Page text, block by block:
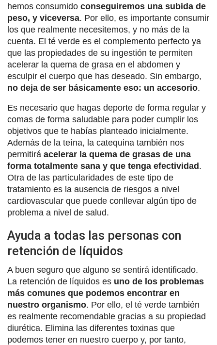
hemos consumido conseguiremos una subida de
peso, y viceversa. Por ello, es importante consumir
los que realmente necesitemos, y no más de la
cuenta. El té verde es el complemento perfecto ya
que las propiedades de su ingestión te permiten
acelerar la quema de grasa en el abdomen y
esculpir el cuerpo que has deseado. Sin embargo,
no deja de ser básicamente eso: un accesorio.
Es necesario que hagas deporte de forma regular y
comas de forma saludable para poder cumplir los
objetivos que te habías planteado inicialmente.
Además de la teína, la catequina también nos
permitirá acelerar la quema de grasas de una
forma totalmente sana y que tenga efectividad.
Otra de las particularidades de este tipo de
tratamiento es la ausencia de riesgos a nivel
cardiovascular que puede conllevar algún tipo de
problema a nivel de salud.
Ayuda a todas las personas con
retención de líquidos
A buen seguro que alguno se sentirá identificado.
La retención de líquidos es uno de los problemas
más comunes que podemos encontrar en
nuestro organismo. Por ello, el té verde también
es realmente recomendable gracias a su propiedad
diurética. Elimina las diferentes toxinas que
podemos tener en nuestro cuerpo y, por tanto,